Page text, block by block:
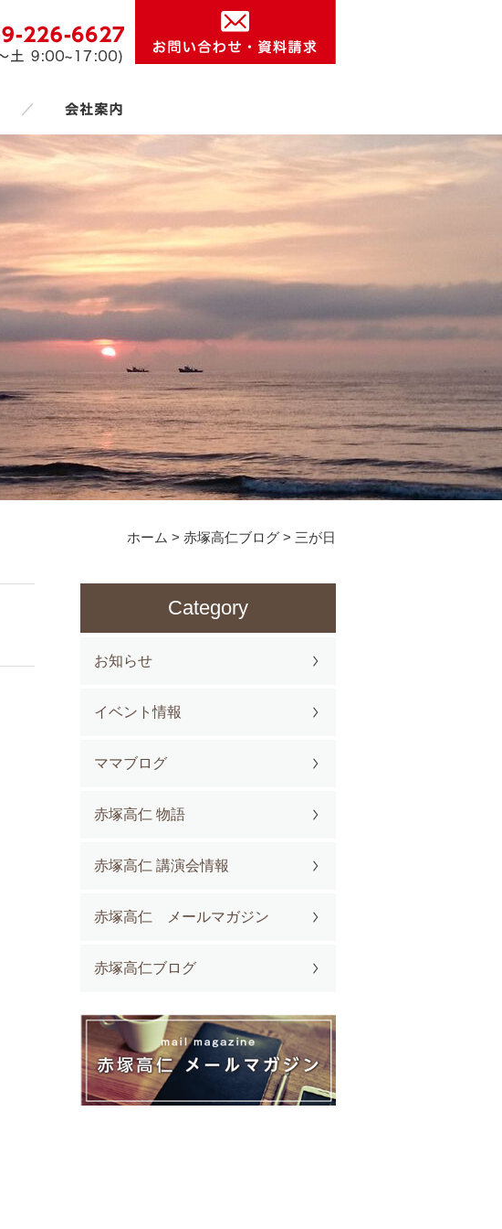
／
ホーム > 赤塚高仁ブログ > 三が日
Category
お知らせ
イベント情報
ママブログ
赤塚高仁 物語
赤塚高仁 講演会情報
赤塚高仁 メールマガジン
赤塚高仁ブログ